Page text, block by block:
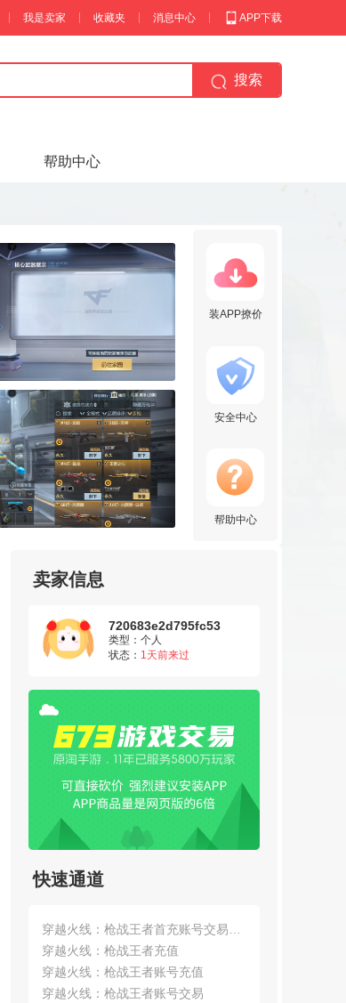
我是卖家 收藏夹 消息中心 APP下载
搜索
帮助中心
装APP撩价
安全中心
帮助中心
卖家信息
720683e2d795fc53
类型：个人
状态： 1天前来过
快速通道
穿越火线：枪战王者首充账号交易平
台
穿越火线：枪战王者充值
穿越火线：枪战王者账号充值
穿越火线：枪战王者账号交易
【王者荣耀】用户076*****a
获赔金额：200.00 元 2026-08-05
【实况足球】用户840*****f
获赔金额：115.00 元 2026-08-03
【王者荣耀】用户860*****b
获赔金额：200.00 2026-08-03
获赔金额：
【王者荣耀】用户442*****6
获赔金额：
920.00 元
获赔金额：
【王者荣耀】用户115*****f
获赔金额： 420.00 元 2026-07-27
【战争与文明】用户450*****1
获赔金额：
1300.00 2026-07-27
【王者荣耀】用户076*****a
获赔金额：
【逆战：未来】用户179*****c
获赔金额： 730.00 元
【青云诀之伏魔】用户983*****7